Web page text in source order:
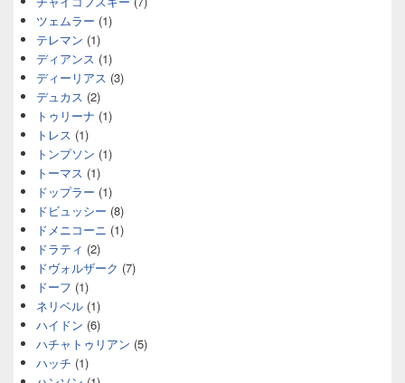
ツェムラー (1)
テレマン (1)
ディアンス (1)
ディーリアス (3)
デュカス (2)
トゥリーナ (1)
トレス (1)
トンプソン (1)
トーマス (1)
ドップラー (1)
ドビュッシー (8)
ドメニコーニ (1)
ドラティ (2)
ドヴォルザーク (7)
ドーフ (1)
ネリベル (1)
ハイドン (6)
ハチャトゥリアン (5)
ハッチ (1)